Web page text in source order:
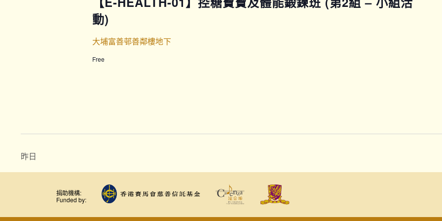
動)
大埔富善邨善鄰樓地下
Free
昨日
捐助機構:
Funded by: